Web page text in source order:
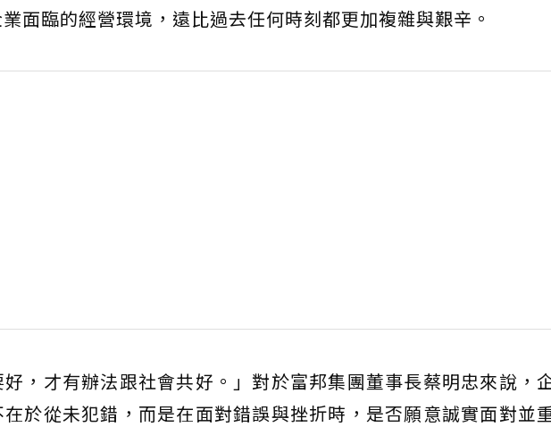
面臨的經營環境，遠比過去任何時刻都更加複雜與艱辛。
好，才有辦法跟社會共好。」對於富邦集團董事長蔡明忠來說，
於從未犯錯，而是在面對錯誤與挫折時，是否願意誠實面對並